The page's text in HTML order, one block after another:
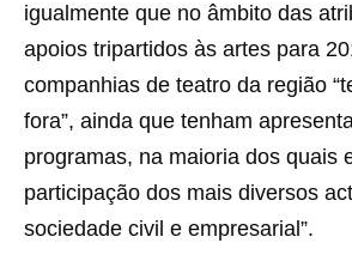
igualmente que no âmbito das
apoios tripartidos às artes para
companhias de teatro da região
fora”, ainda que tenham
programas, na maioria dos quais
participação dos mais diversos
sociedade civil e empresarial”.